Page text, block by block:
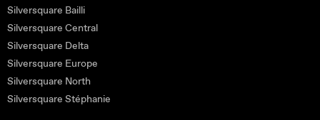
Silversquare Bailli
Silversquare Central
Silversquare Delta
Silversquare Europe
Silversquare North
Silversquare Stéphanie